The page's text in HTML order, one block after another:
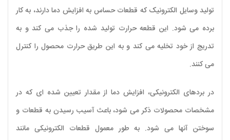
تولید وسایل الکترونیک که قطعات حساس به افزایش دما دارند، به کار
برده می شود. این قطعه حرارت تولید شده را جذب می کند و به
تدریج از خود تخلیه می کند و به این طریق حرارت محصول را کنترل
می کنند.
در بردهای الکترونیکی، افزایش دما از مقدار تعیین شده ای که در
مشخصات محصولات ذکر می شود، باعث آسیب رسیدن به قطعات و
سوختن آنها می شود. به طور معمول قطعات الکترونیکی مانند